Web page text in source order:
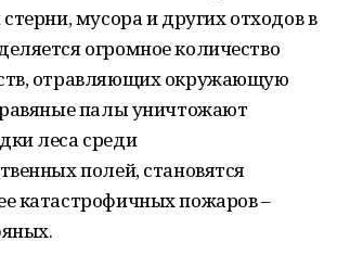
мусора и других отходов в
огромное количество
отравляющих окружающую
палы уничтожают
леса среди
полей, становятся
катастрофичных пожаров –